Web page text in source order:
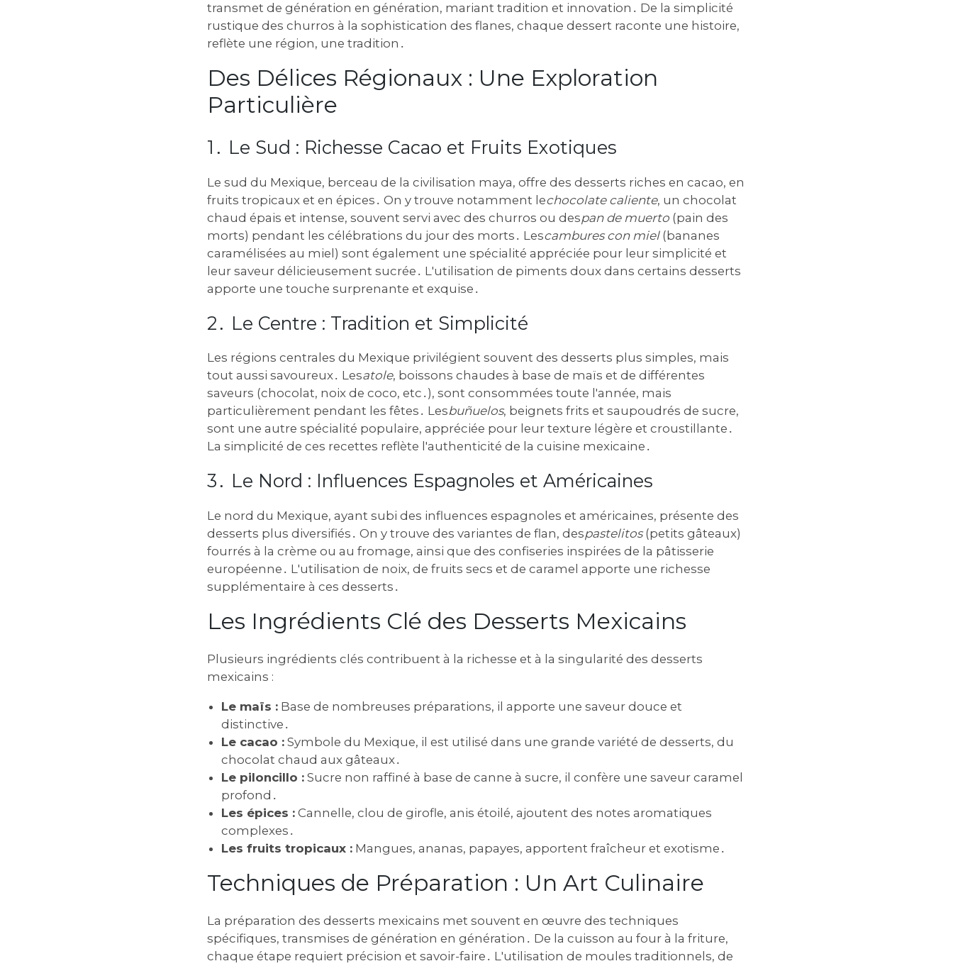
transmet de génération en génération, mariant tradition et innovation․ De la simplicité
rustique des churros à la sophistication des flanes, chaque dessert raconte une histoire,
reflète une région, une tradition․
Des Délices Régionaux : Une Exploration
Particulière
1․ Le Sud : Richesse Cacao et Fruits Exotiques
Le sud du Mexique, berceau de la civilisation maya, offre des desserts riches en cacao, en
fruits tropicaux et en épices․ On y trouve notamment lechocolate caliente, un chocolat
chaud épais et intense, souvent servi avec des churros ou despan de muerto (pain des
morts) pendant les célébrations du jour des morts․ Lescambures con miel(bananes
caramélisées au miel) sont également une spécialité appréciée pour leur simplicité et
leur saveur délicieusement sucrée․ L'utilisation de piments doux dans certains desserts
apporte une touche surprenante et exquise․
2․ Le Centre : Tradition et Simplicité
Les régions centrales du Mexique privilégient souvent des desserts plus simples, mais
tout aussi savoureux․ Lesatole, boissons chaudes à base de maïs et de différentes
saveurs (chocolat, noix de coco, etc․), sont consommées toute l'année, mais
particulièrement pendant les fêtes․ Lesbuñuelos, beignets frits et saupoudrés de sucre,
sont une autre spécialité populaire, appréciée pour leur texture légère et croustillante․
La simplicité de ces recettes reflète l'authenticité de la cuisine mexicaine․
3․ Le Nord : Influences Espagnoles et Américaines
Le nord du Mexique, ayant subi des influences espagnoles et américaines, présente des
desserts plus diversifiés․ On y trouve des variantes de flan, despastelitos(petits gâteaux)
fourrés à la crème ou au fromage, ainsi que des confiseries inspirées de la pâtisserie
européenne․ L'utilisation de noix, de fruits secs et de caramel apporte une richesse
supplémentaire à ces desserts․
Les Ingrédients Clé des Desserts Mexicains
Plusieurs ingrédients clés contribuent à la richesse et à la singularité des desserts
mexicains :
Le maïs : Base de nombreuses préparations, il apporte une saveur douce et
distinctive․
Le cacao : Symbole du Mexique, il est utilisé dans une grande variété de desserts, du
chocolat chaud aux gâteaux․
Le piloncillo : Sucre non raffiné à base de canne à sucre, il confère une saveur caramel
profond․
Les épices : Cannelle, clou de girofle, anis étoilé, ajoutent des notes aromatiques
complexes․
Les fruits tropicaux : Mangues, ananas, papayes, apportent fraîcheur et exotisme․
Techniques de Préparation : Un Art Culinaire
La préparation des desserts mexicains met souvent en œuvre des techniques
spécifiques, transmises de génération en génération․ De la cuisson au four à la friture,
chaque étape requiert précision et savoir-faire․ L'utilisation de moules traditionnels, de